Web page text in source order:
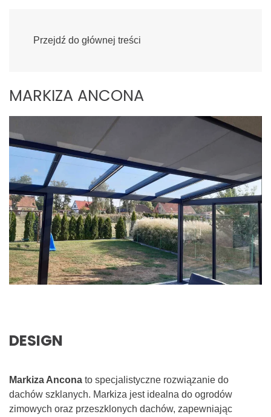
Przejdź do głównej treści
MARKIZA ANCONA
DESIGN
Markiza Ancona to specjalistyczne rozwiązanie do
dachów szklanych. Markiza jest idealna do ogrodów
zimowych oraz przeszklonych dachów, zapewniając